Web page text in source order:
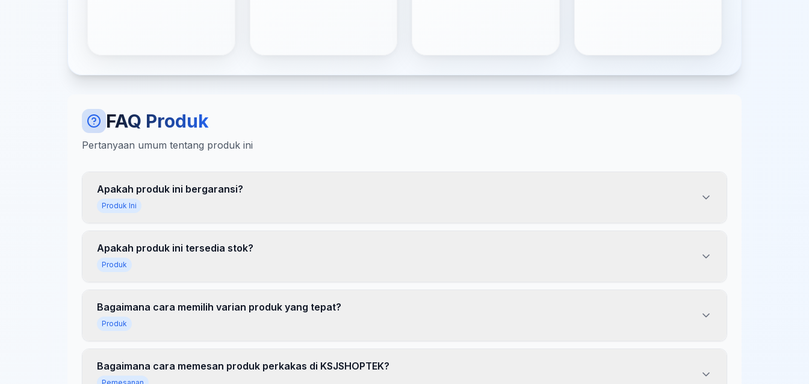
Mata Bor Besi Dakar 13mm-DAKAR
Mata Bor Besi Dakar 8mm-
Mata Bor Besi Dakar 5,5mm
Mata Bor Besi Dakar 7mm -DAKAR
Kategori:Produk Serupa| Brand:
FAQ Produk
Pertanyaan umum tentang produk ini
Apakah produk ini bergaransi?
Produk Ini
Apakah produk ini tersedia stok?
Produk
Bagaimana cara memilih varian produk yang tepat?
Produk
Bagaimana cara memesan produk perkakas di KSJSHOPTEK?